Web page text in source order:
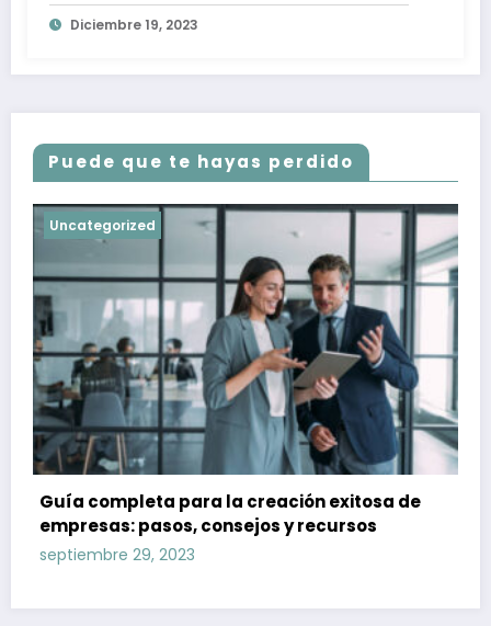
Diciembre 19, 2023
Puede que te hayas perdido
Uncategorized
Guía completa para la creación exitosa de
empresas: pasos, consejos y recursos
septiembre 29, 2023